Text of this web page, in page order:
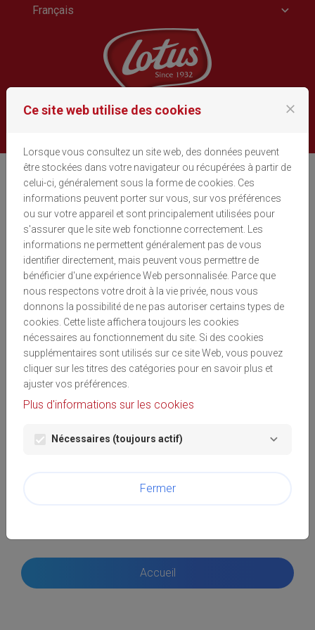
Français
Cookies
Lotus Bakeries utilise des cookies afin de connaître les
préférences des visiteurs et d'optimiser la présentation
de ce site. Les cookies sont de petits fichiers déposés
sur votre disque dur. Ils facilitent la navigation et
permettent de rendre un site très convivial. Les cookies
peuvent être utilisés afin de vérifier si votre ordinateur a
déjà été connecté à nos pages. Seul le cookie
enregistré sur votre ordinateur est identifié.
Nous utilisons 2 cookies :
Le premier pour stocker votre langue de
préférence afin de vous montrer ce site
directement dans la bonne langue lors de vos
automatiquement 180 jours après votre dernière
(standard), utilisé afin de détecter que vous êtes
Accueil
Ce site web utilise des cookies close
Lorsque vous consultez un site web, des données peuvent
être stockées dans votre navigateur ou récupérées à partir de
celui-ci, généralement sous la forme de cookies. Ces
informations peuvent porter sur vous, sur vos préférences
ou sur votre appareil et sont principalement utilisées pour
s'assurer que le site web fonctionne correctement. Les
informations ne permettent généralement pas de vous
identifier directement, mais peuvent vous permettre de
bénéficier d'une expérience Web personnalisée. Parce que
nous respectons votre droit à la vie privée, nous vous
donnons la possibilité de ne pas autoriser certains types de
cookies. Cette liste affichera toujours les cookies
nécessaires au fonctionnement du site. Si des cookies
supplémentaires sont utilisés sur ce site Web, vous pouvez
cliquer sur les titres des catégories pour en savoir plus et
ajuster vos préférences.
Plus d'informations sur les cookies
Nécessaires (toujours actif)
Fermer